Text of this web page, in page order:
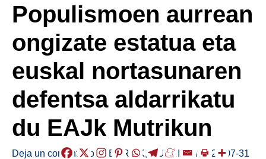
Populismoen aurrean
ongizate estatua eta
euskal nortasunaren
defentsa aldarrikatu
du EAJk Mutrikun
Deja un comentario /HERRIAK,MUTRIKU / 2024-07-31